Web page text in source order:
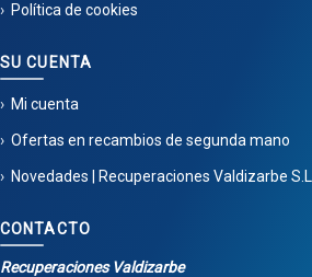
Política de cookies
SU CUENTA
Mi cuenta
Ofertas en recambios de segunda mano
Novedades | Recuperaciones Valdizarbe S.L.
CONTACTO
Recuperaciones Valdizarbe